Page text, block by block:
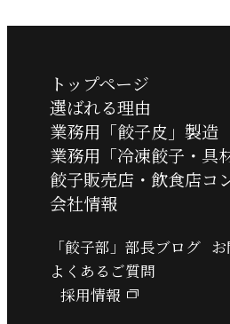
当社は、個人情報とは
保護に関する法律」に
する個人に関する情報
名、生年月日その他の
定の個人を識別するこ
と認識しております。
個人情報の収集、
トップページ
選ばれる理由
業務用「餃子皮」製造
業務用「冷凍餃子・具
餃子販売店・飲食店コ
会社情報
「餃子部」部長ブログ
よくあるご質問
採用情報